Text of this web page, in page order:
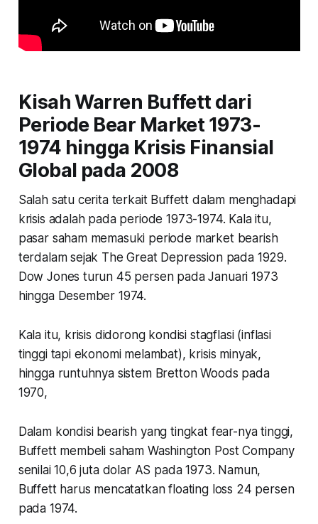
Kisah Warren Buffett dari
Periode Bear Market 1973-
1974 hingga Krisis Finansial
Global pada 2008
Salah satu cerita terkait Buffett dalam menghadapi
krisis adalah pada periode 1973-1974. Kala itu,
pasar saham memasuki periode market bearish
terdalam sejak The Great Depression pada 1929.
Dow Jones turun 45 persen pada Januari 1973
hingga Desember 1974.
Kala itu, krisis didorong kondisi stagflasi (inflasi
tinggi tapi ekonomi melambat), krisis minyak,
hingga runtuhnya sistem Bretton Woods pada
1970,
Dalam kondisi bearish yang tingkat fear-nya tinggi,
Buffett membeli saham Washington Post Company
senilai 10,6 juta dolar AS pada 1973. Namun,
Buffett harus mencatatkan floating loss 24 persen
pada 1974.